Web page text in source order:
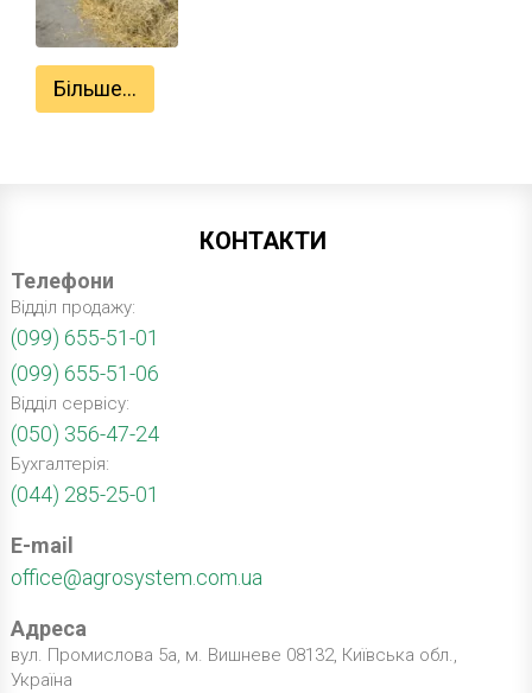
Більше...
КОНТАКТИ
Телефони
Відділ продажу:
(099) 655-51-01
(099) 655-51-06
Відділ сервісу:
(050) 356-47-24
Бухгалтерія:
(044) 285-25-01
E-mail
office@agrosystem.com.ua
Адреса
вул. Промислова 5а, м. Вишневе 08132, Київська обл.,
Україна